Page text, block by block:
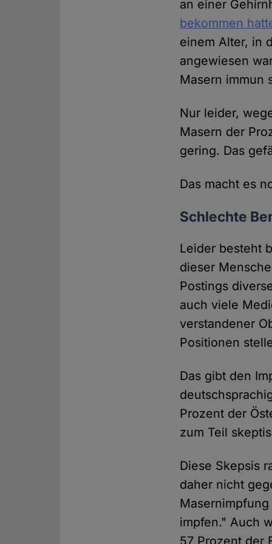
an einer
bekommen
einem Alter, in
angewiesen
Masern immun
Nur leider,
Masern der
gering. Das
Das macht es
Schlechte
Leider besteht
dieser
Postings
auch viele
verstandener
Positionen
Das gibt den
Prozent der
zum Teil
Diese Skepsis
daher nicht
impfen." Auch